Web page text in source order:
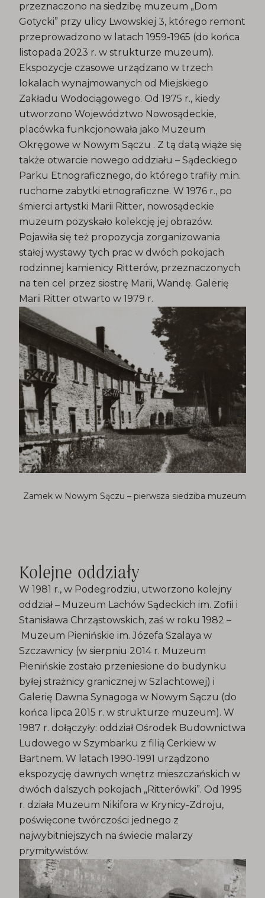
przeznaczono na siedzibę muzeum „Dom
Gotycki” przy ulicy Lwowskiej 3, którego remont
przeprowadzono w latach 1959-1965 (do końca
listopada 2023 r. w strukturze muzeum).
Ekspozycje czasowe urządzano w trzech
lokalach wynajmowanych od Miejskiego
Zakładu Wodociągowego. Od 1975 r., kiedy
utworzono Województwo Nowosądeckie,
placówka funkcjonowała jako Muzeum
Okręgowe w Nowym Sączu . Z tą datą wiąże się
także otwarcie nowego oddziału – Sądeckiego
Parku Etnograficznego, do którego trafiły m.in.
ruchome zabytki etnograficzne. W 1976 r., po
śmierci artystki Marii Ritter, nowosądeckie
muzeum pozyskało kolekcję jej obrazów.
Pojawiła się też propozycja zorganizowania
stałej wystawy tych prac w dwóch pokojach
rodzinnej kamienicy Ritterów, przeznaczonych
na ten cel przez siostrę Marii, Wandę. Galerię
Marii Ritter otwarto w 1979 r.
Zamek w Nowym Sączu – pierwsza siedziba muzeum
Kolejne oddziały
W 1981 r., w Podegrodziu, utworzono kolejny
oddział – Muzeum Lachów Sądeckich im. Zofii i
Stanisława Chrząstowskich, zaś w roku 1982 –
Muzeum Pienińskie im. Józefa Szalaya w
Szczawnicy (w sierpniu 2014 r. Muzeum
Pienińskie zostało przeniesione do budynku
byłej strażnicy granicznej w Szlachtowej) i
Galerię Dawna Synagoga w Nowym Sączu (do
końca lipca 2015 r. w strukturze muzeum). W
1987 r. dołączyły: oddział Ośrodek Budownictwa
Ludowego w Szymbarku z filią Cerkiew w
Bartnem. W latach 1990-1991 urządzono
ekspozycję dawnych wnętrz mieszczańskich w
dwóch dalszych pokojach „Ritterówki”. Od 1995
r. działa Muzeum Nikifora w Krynicy-Zdroju,
poświęcone twórczości jednego z
najwybitniejszych na świecie malarzy
prymitywistów.